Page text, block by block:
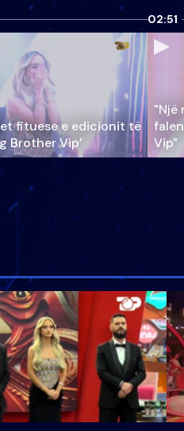
fituese e edicionit të
Brother Vip’
02:51
"Një
Vip"